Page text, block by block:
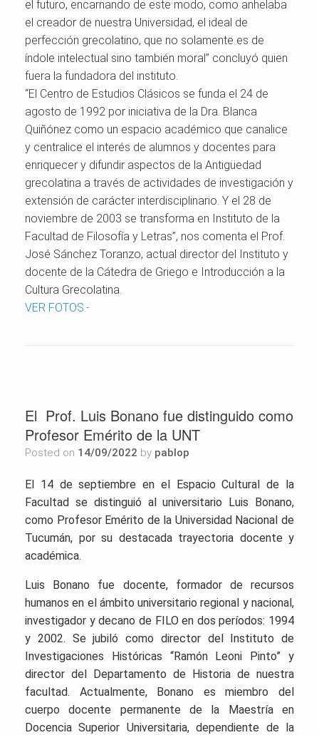
el futuro, encarnando de este modo, como anhelaba
el creador de nuestra Universidad, el ideal de
perfección grecolatino, que no solamente es de
índole intelectual sino también moral” concluyó quien
fuera la fundadora del instituto.
“El Centro de Estudios Clásicos se funda el 24 de
agosto de 1992 por iniciativa de la Dra. Blanca
Quiñónez como un espacio académico que canalice
y centralice el interés de alumnos y docentes para
enriquecer y difundir aspectos de la Antigüedad
grecolatina a través de actividades de investigación y
extensión de carácter interdisciplinario. Y el 28 de
noviembre de 2003 se transforma en Instituto de la
Facultad de Filosofía y Letras”, nos comenta el Prof.
José Sánchez Toranzo, actual director del Instituto y
docente de la Cátedra de Griego e Introducción a la
Cultura Grecolatina.
VER FOTOS.-
El Prof. Luis Bonano fue distinguido como
Profesor Emérito de la UNT
Posted on 14/09/2022 by pablop
El 14 de septiembre en el Espacio Cultural de la
Facultad se distinguió al universitario Luis Bonano,
como Profesor Emérito de la Universidad Nacional de
Tucumán, por su destacada trayectoria docente y
académica.
Luis Bonano fue docente, formador de recursos
humanos en el ámbito universitario regional y nacional,
investigador y decano de FILO en dos períodos: 1994
y 2002. Se jubiló como director del Instituto de
Investigaciones Históricas “Ramón Leoni Pinto” y
director del Departamento de Historia de nuestra
facultad. Actualmente, Bonano es miembro del
cuerpo docente permanente de la Maestría en
Docencia Superior Universitaria, dependiente de la